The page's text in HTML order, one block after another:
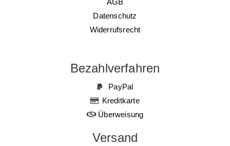
AGB
Datenschutz
Widerrufsrecht
Bezahlverfahren
PayPal
Kreditkarte
Überweisung
Versand